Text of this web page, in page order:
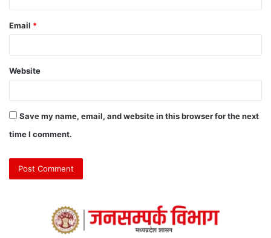
Email *
Website
Save my name, email, and website in this browser for the next
time I comment.